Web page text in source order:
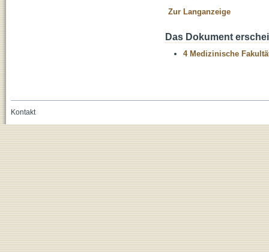
Zur Langanzeige
Das Dokument
4 Medizinische
Kontakt